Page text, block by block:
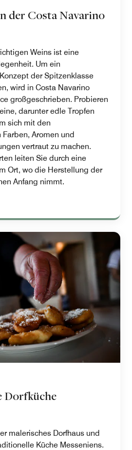
der Costa Navarino
Weins ist eine
Um ein
der Spitzenklasse
wird in Costa Navarino
großgeschrieben. Probieren
darunter edle Tropfen
sich mit den
Aromen und
vertraut zu machen.
leiten Sie durch eine
Ort, wo die Herstellung der
Anfang nimmt.
Dorfküche
malerisches Dorfhaus und
Küche Messeniens.